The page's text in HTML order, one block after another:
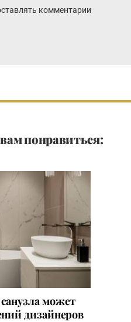
комментарии
понравиться:
может
дизайнеров